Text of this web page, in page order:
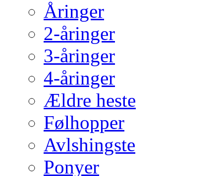
Åringer
2-åringer
3-åringer
4-åringer
Ældre heste
Følhopper
Avlshingste
Ponyer